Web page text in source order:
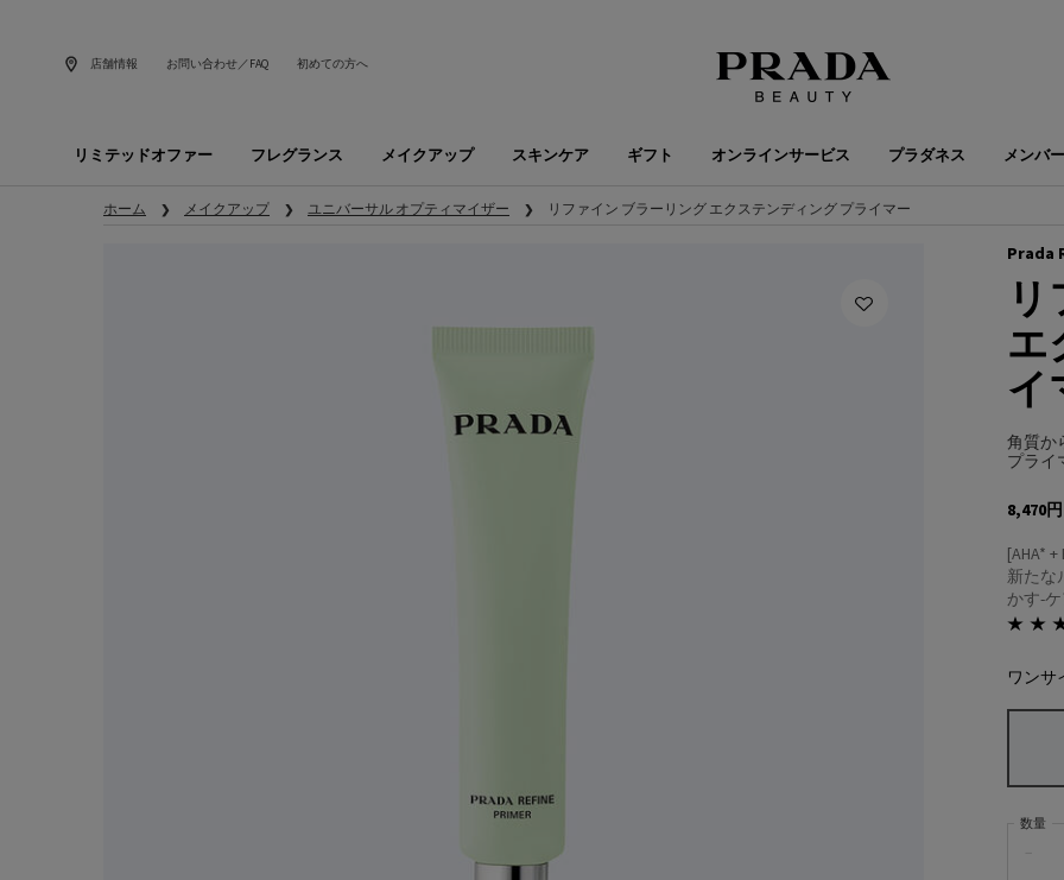
店舗情報 お問い合わせ／FAQ 初めての方へ
リミテッドオファー フレグランス メイクアップ スキンケア ギフト オンラインサービス プラダネス メンバ
ホーム メイクアップ ユニバーサル オプティマイザー リファイン ブラーリング エクステンディング プライマー
Prada
エ
イ
角質か
プライ
8,470円
[AHA*
新たな
かす-
ワンサ
数量